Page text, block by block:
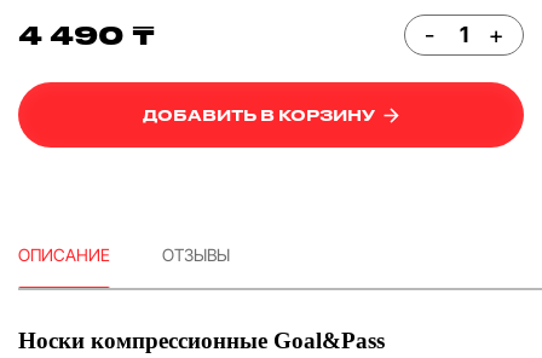
4 490 ₸ - +
ДОБАВИТЬ В КОРЗИНУ
ОПИСАНИЕ ОТЗЫВЫ
Носки компрессионные Goal&Pass